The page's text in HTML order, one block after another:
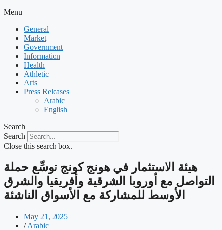
Menu
General
Market
Government
Information
Health
Athletic
Arts
Press Releases
Arabic
English
Search
Search
Close this search box.
‫هيئة الاستثمار في هونج كونج توسِّع حملة
التواصل مع أوروبا الشرقية وأفريقيا والشرق
الأوسط للمشاركة مع الأسواق الناشئة
May 21, 2025
/ Arabic